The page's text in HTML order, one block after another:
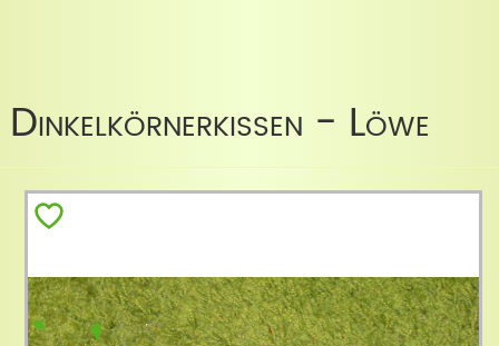
Dinkelkörnerkissen - Löwe